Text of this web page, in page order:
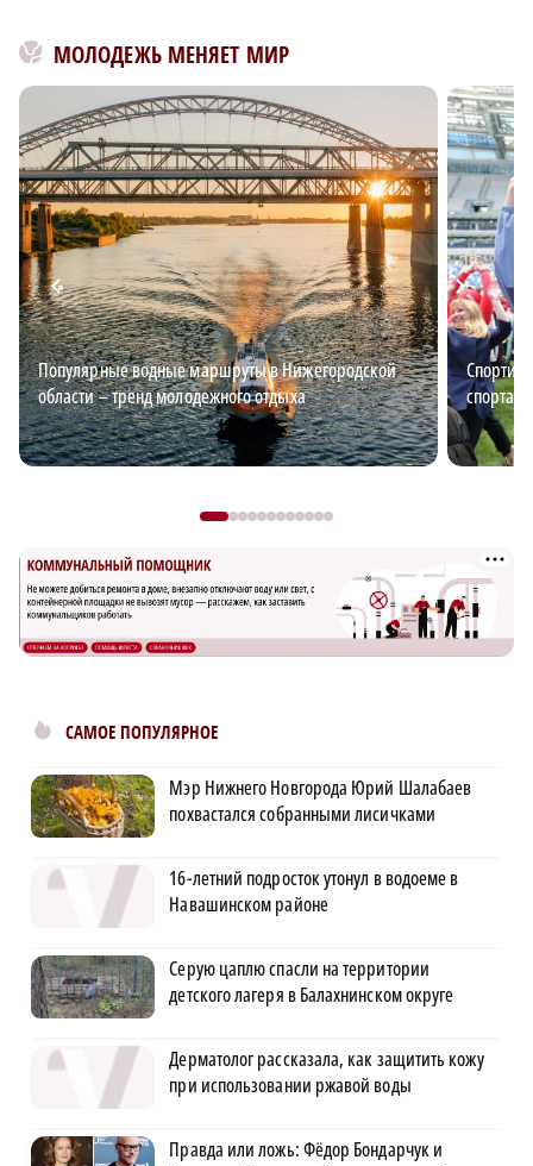
МОЛОДЕЖЬ МЕНЯЕТ МИР
Популярные водные маршруты в Нижегородской
области – тренд молодежного отдыха
спорта,
САМОЕ ПОПУЛЯРНОЕ
Мэр Нижнего Новгорода Юрий Шалабаев
похвастался собранными лисичками
16-летний подросток утонул в водоеме в
Навашинском районе
Серую цаплю спасли на территории
детского лагеря в Балахнинском округе
Дерматолог рассказала, как защитить кожу
при использовании ржавой воды
Правда или ложь: Фёдор Бондарчук и